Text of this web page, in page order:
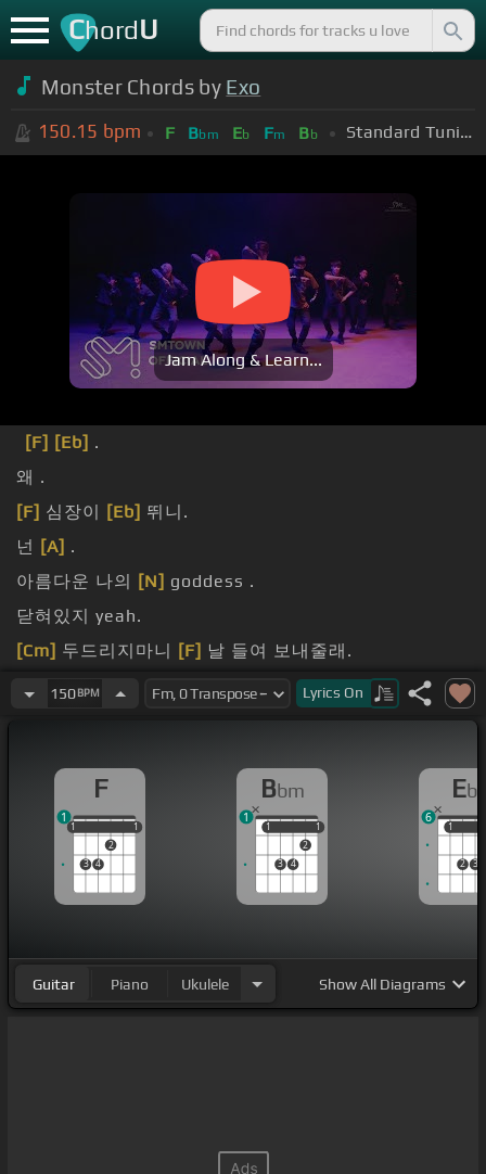
ChordU
Monster Chords by Exo
150.15 bpm F Bbm Eb Fm Bb Standard Tuning (EADGBE)
Jam Along & Learn...
[F] [Eb] .
왜 .
[F] 심장이 [Eb] 뛰니.
넌 [A] .
아름다운 나의
[N] goddess .
닫혀있지 yeah.
[Cm] 두드리지마니 [F] 날 들여 보내줄래.
감춰진[Fm] 스릴을 끌게 눈동자에[Ab]모기심에.
150BPM Lyrics On
F
1
3 4
2
1
1 1
1
Bbm
1
3 4
2
1
1 1
1
Eb
1
2 3
1
6
Guitar Piano Ukulele ShowAll Diagrams